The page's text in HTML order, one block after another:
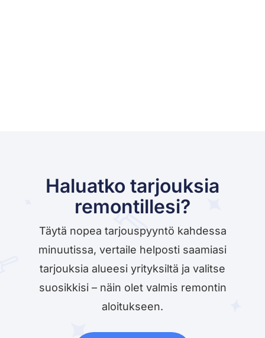
Haluatko tarjouksia
remontillesi?
Täytä nopea tarjouspyyntö kahdessa
minuutissa, vertaile helposti saamiasi
tarjouksia alueesi yrityksiltä ja valitse
suosikkisi – näin olet valmis remontin
aloitukseen.